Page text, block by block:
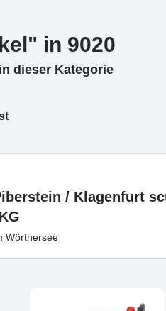
in 9020
dieser Kategorie
/ Klagenfurt
Wörthersee